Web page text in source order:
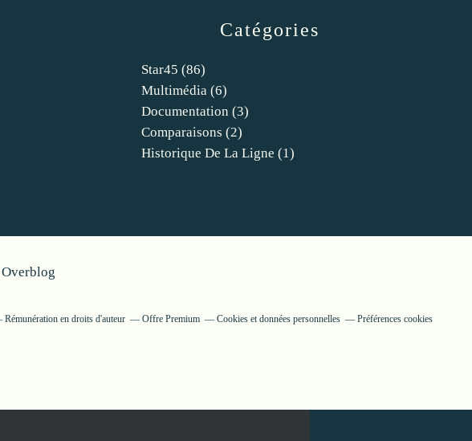
Catégories
Star45 (86)
Multimédia (6)
Documentation (3)
Comparaisons (2)
Historique De La Ligne (1)
Overblog
Rémunération en droits d'auteur Offre Premium Cookies et données personnelles Préférences cookies